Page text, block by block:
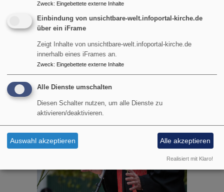
Zweck: Eingebettete externe Inhalte
Einbindung von unsichtbare-welt.infoportal-kirche.de
über ein iFrame
Zeigt Inhalte von unsichtbare-welt.infoportal-kirche.de
innerhalb eines iFrames an.
Zweck: Eingebettete externe Inhalte
Alle Dienste umschalten
Diesen Schalter nutzen, um alle Dienste zu
aktivieren/deaktivieren.
Auswahl akzeptieren Alle akzeptieren
Realisiert mit Klaro!